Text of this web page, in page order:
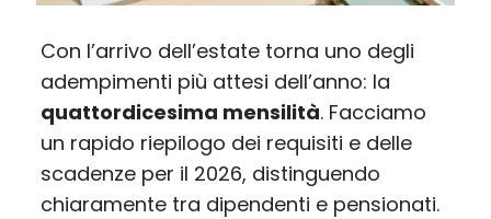
Con l’arrivo dell’estate torna uno degli
adempimenti più attesi dell’anno: la
quattordicesima mensilità. Facciamo
un rapido riepilogo dei requisiti e delle
scadenze per il 2026, distinguendo
chiaramente tra dipendenti e pensionati.